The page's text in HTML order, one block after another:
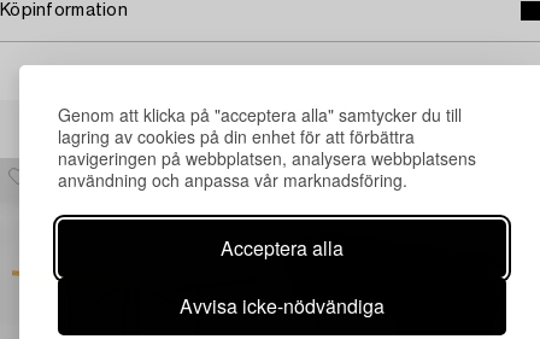
Genom att klicka på "acceptera alla" samtycker du till
lagring av cookies på din enhet för att förbättra
navigeringen på webbplatsen, analysera webbplatsens
användning och anpassa vår marknadsföring.
Acceptera alla
Avvisa icke-nödvändiga
Köpinformation
Andra har även tittat på